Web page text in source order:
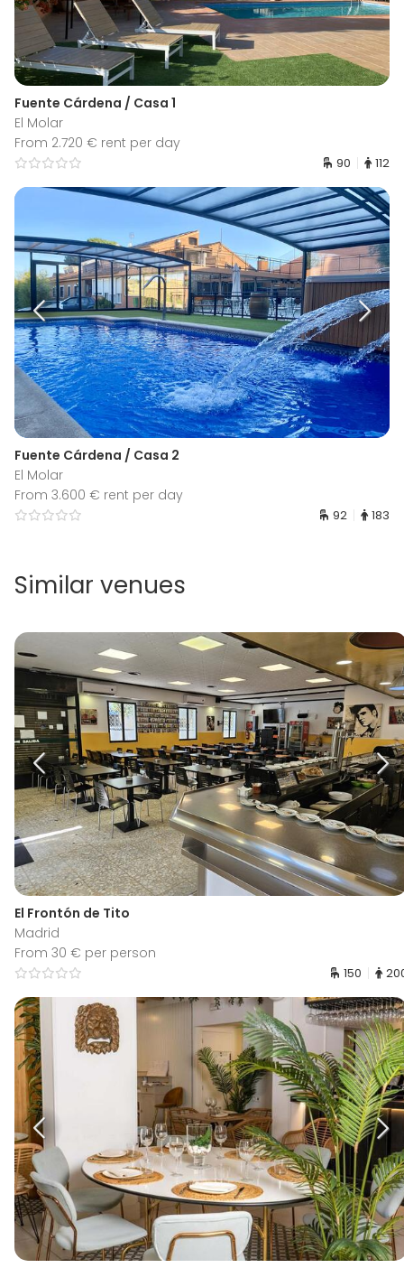
Fuente Cárdena / Casa 1
El Molar
From 2.720 € rent per day
90 112
Fuente Cárdena / Casa 2
El Molar
From 3.600 € rent per day
92 183
Similar venues
El Frontón de Tito
Madrid
From 30 € per person
150